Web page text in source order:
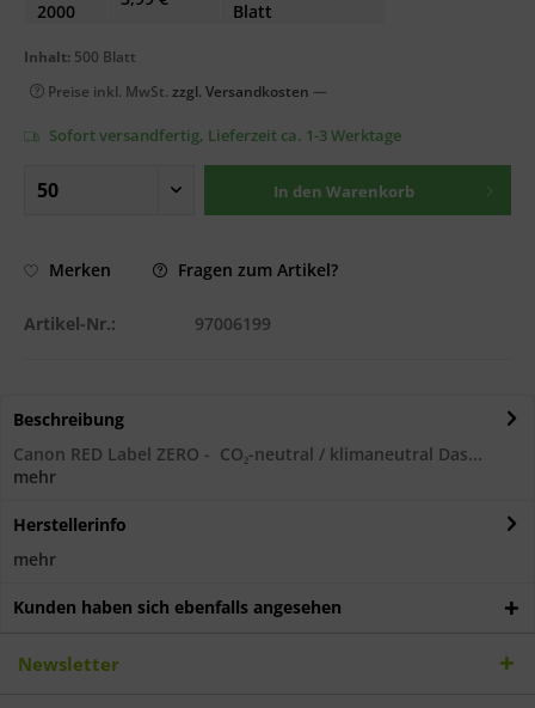
2000
Blatt
Inhalt: 500 Blatt
Preise inkl. MwSt. zzgl. Versandkosten —
Sofort versandfertig, Lieferzeit ca. 1-3 Werktage
In den Warenkorb
Merken Fragen zum Artikel?
Artikel-Nr.: 97006199
Beschreibung
Canon RED Label ZERO - CO₂-neutral / klimaneutral Das...
mehr
Herstellerinfo
mehr
Kunden haben sich ebenfalls angesehen
Newsletter